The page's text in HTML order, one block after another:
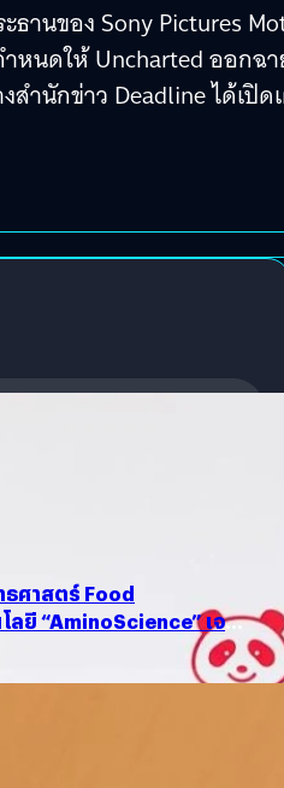
ธานของ Sony Pictures
หนดให้ Uncharted ออกฉ
งสำนักข่าว Deadline ได้เ
ธศาสตร์ Food
ยี “AminoScience” เจาะ